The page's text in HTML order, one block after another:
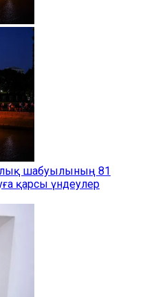
шабуылының 81
қарсы үндеулер